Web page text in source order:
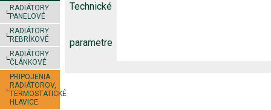
RADIÁTORY
PANELOVÉ
RADIÁTORY
REBRÍKOVÉ
RADIÁTORY
ČLÁNKOVÉ
PRIPOJENIA
RADIÁTOROV,
TERMOSTATICKÉ
HLAVICE
Technické
parametre